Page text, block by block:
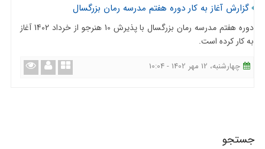
گزارش آغاز به کار دوره هفتم مدرسه رمان بزرگسال
دوره هفتم مدرسه رمان بزرگسال با پذیرش 10 هنرجو از خرداد 1402 آغاز
به کار کرده است.
چهارشنبه، 12 مهر 1402 - 10:04
جستجو